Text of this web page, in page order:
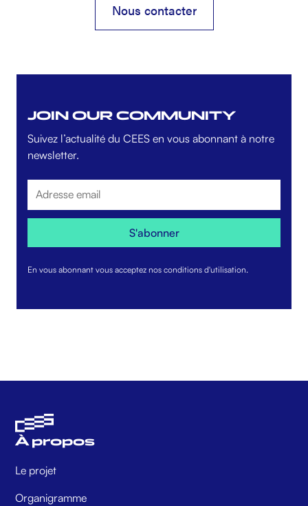
Nous contacter
Nous contacter
JOIN OUR COMMUNITY
Suivez l’actualité du CEES en vous abonnant à notre
newsletter.
En vous abonnant vous acceptez nos conditions d'utilisation.
À propos
Le projet
Organigramme